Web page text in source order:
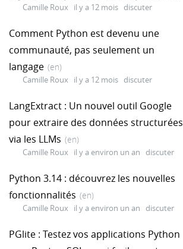
Camille Roux il y a 12 mois discuter
Comment Python est devenu une
communauté, pas seulement un
langage (en)
Camille Roux il y a 12 mois discuter
LangExtract : Un nouvel outil Google
pour extraire des données structurées
via les LLMs (en)
Camille Roux il y a environ un an discuter
Python 3.14 : découvrez les nouvelles
fonctionnalités (en)
Camille Roux il y a environ un an discuter
PGlite : Testez vos applications Python